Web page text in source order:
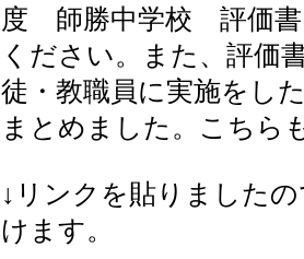
度 師勝中学校 評価書
ください。また、評価
徒・教職員に実施をし
まとめました。こちら
↓リンクを貼りました
けます。